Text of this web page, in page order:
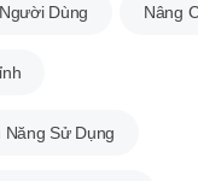
Dùng Nâng
Sử Dụng